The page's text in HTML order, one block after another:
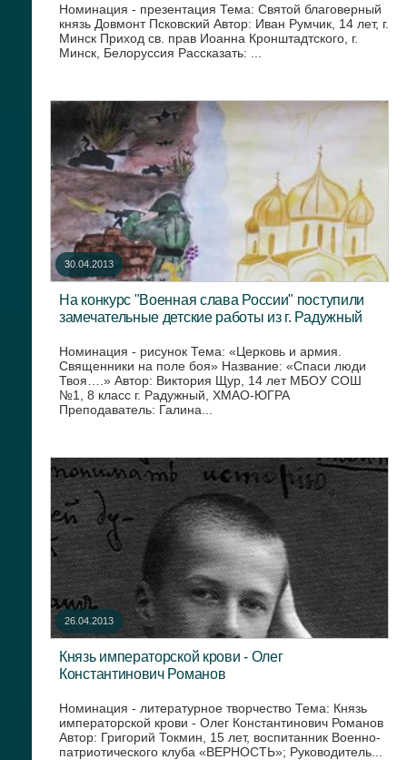
Номинация - презентация Тема: Святой благоверный
князь Довмонт Псковский Автор: Иван Румчик, 14 лет, г.
Минск Приход св. прав Иоанна Кронштадтского, г.
Минск, Белоруссия Рассказать: ...
30.04.2013
На конкурс "Военная слава России" поступили
замечательные детские работы из г. Радужный
Номинация - рисунок Тема: «Церковь и армия.
Священники на поле боя» Название: «Спаси люди
Твоя….» Автор: Виктория Щур, 14 лет МБОУ СОШ
№1, 8 класс г. Радужный, ХМАО-ЮГРА
Преподаватель: Галина...
26.04.2013
Князь императорской крови - Олег
Константинович Романов
Номинация - литературное творчество Тема: Князь
императорской крови - Олег Константинович Романов
Автор: Григорий Токмин, 15 лет, воспитанник Военно-
патриотического клуба «ВЕРНОСТЬ»; Руководитель...